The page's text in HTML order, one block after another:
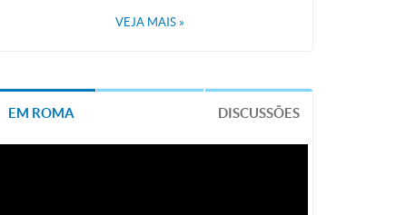
VEJA MAIS »
EM ROMA DISCUSSÕES